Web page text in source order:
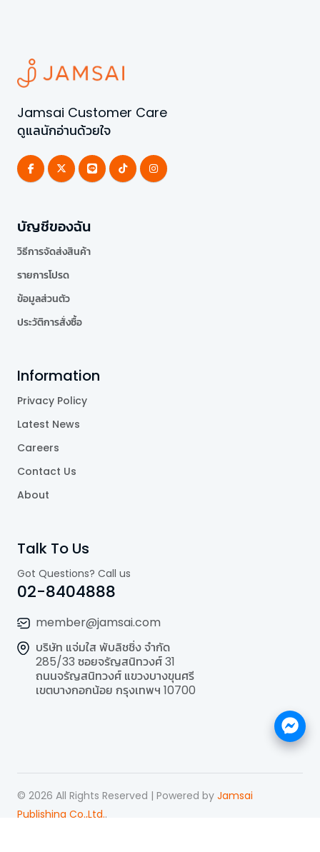
Jamsai Customer Care
ดูแลนักอ่านด้วยใจ
บัญชีของฉัน
วิธีการจัดส่งสินค้า
รายการโปรด
ข้อมูลส่วนตัว
ประวัติการสั่งซื้อ
Information
Privacy Policy
Latest News
Careers
Contact Us
About
Talk To Us
Got Questions? Call us
02-8404888
member@jamsai.com
บริษัท แจ่มใส พับลิชชิ่ง จำกัด
285/33 ซอยจรัญสนิทวงศ์ 31
ถนนจรัญสนิทวงศ์ แขวงบางขุนศรี
เขตบางกอกน้อย กรุงเทพฯ 10700
© 2026 All Rights Reserved | Powered by Jamsai
Publishing Co.,Ltd..